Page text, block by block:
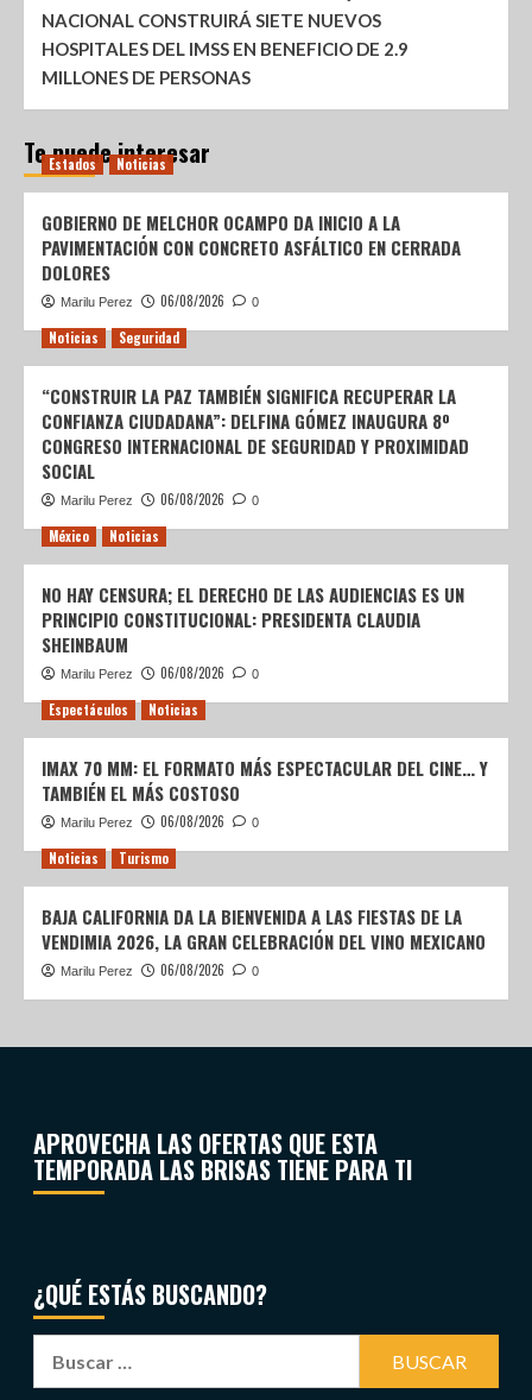
NACIONAL CONSTRUIRÁ SIETE NUEVOS
HOSPITALES DEL IMSS EN BENEFICIO DE 2.9
MILLONES DE PERSONAS
Te puede interesar
Estados Noticias
GOBIERNO DE MELCHOR OCAMPO DA INICIO A LA
PAVIMENTACIÓN CON CONCRETO ASFÁLTICO EN CERRADA
DOLORES
Marilu Perez 06/08/2026 0
Noticias Seguridad
“CONSTRUIR LA PAZ TAMBIÉN SIGNIFICA RECUPERAR LA
CONFIANZA CIUDADANA”: DELFINA GÓMEZ INAUGURA 8º
CONGRESO INTERNACIONAL DE SEGURIDAD Y PROXIMIDAD
SOCIAL
Marilu Perez 06/08/2026 0
México Noticias
NO HAY CENSURA; EL DERECHO DE LAS AUDIENCIAS ES UN
PRINCIPIO CONSTITUCIONAL: PRESIDENTA CLAUDIA
SHEINBAUM
Marilu Perez 06/08/2026 0
Espectáculos Noticias
IMAX 70 MM: EL FORMATO MÁS ESPECTACULAR DEL CINE… Y
TAMBIÉN EL MÁS COSTOSO
Marilu Perez 06/08/2026 0
Noticias Turismo
BAJA CALIFORNIA DA LA BIENVENIDA A LAS FIESTAS DE LA
VENDIMIA 2026, LA GRAN CELEBRACIÓN DEL VINO MEXICANO
Marilu Perez 06/08/2026 0
APROVECHA LAS OFERTAS QUE ESTA
TEMPORADA LAS BRISAS TIENE PARA TI
¿QUÉ ESTÁS BUSCANDO?